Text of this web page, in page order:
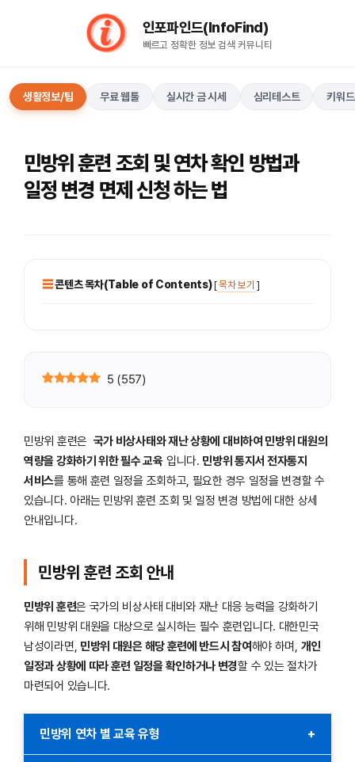
인포파인드(InfoFind)​​​​
빠르고 정확한 정보 검색 커뮤니티
생활정보/팁 무료 웹툴 실시간 금 시세 심리테스트 키워
민방위 훈련 조회 및 연차 확인 방법과
일정 변경 면제 신청 하는 법
콘텐츠 목차(Table of Contents)[목차 보기 ]
5 (557)
민방위 훈련은 국가 비상사태와 재난 상황에 대비하여 민방위 대원의
역량을 강화하기 위한 필수 교육 입니다. 민방위 통지서 전자통지
서비스를 통해 훈련 일정을 조회하고, 필요한 경우 일정을 변경할 수
있습니다. 아래는 민방위 훈련 조회 및 일정 변경 방법에 대한 상세
안내입니다.
민방위 훈련 조회 안내
민방위 훈련은 국가의 비상사태 대비와 재난 대응 능력을 강화하기
위해 민방위 대원을 대상으로 실시하는 필수 훈련입니다. 대한민국
남성이라면, 민방위 대원은 해당 훈련에 반드시 참여해야 하며, 개인
일정과 상황에 따라 훈련 일정을 확인하거나 변경할 수 있는 절차가
마련되어 있습니다.
민방위 연차 별 교육 유형 +